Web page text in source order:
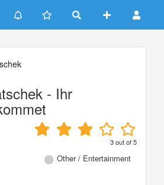
- Ihr
3out of5
Other / Entertainment